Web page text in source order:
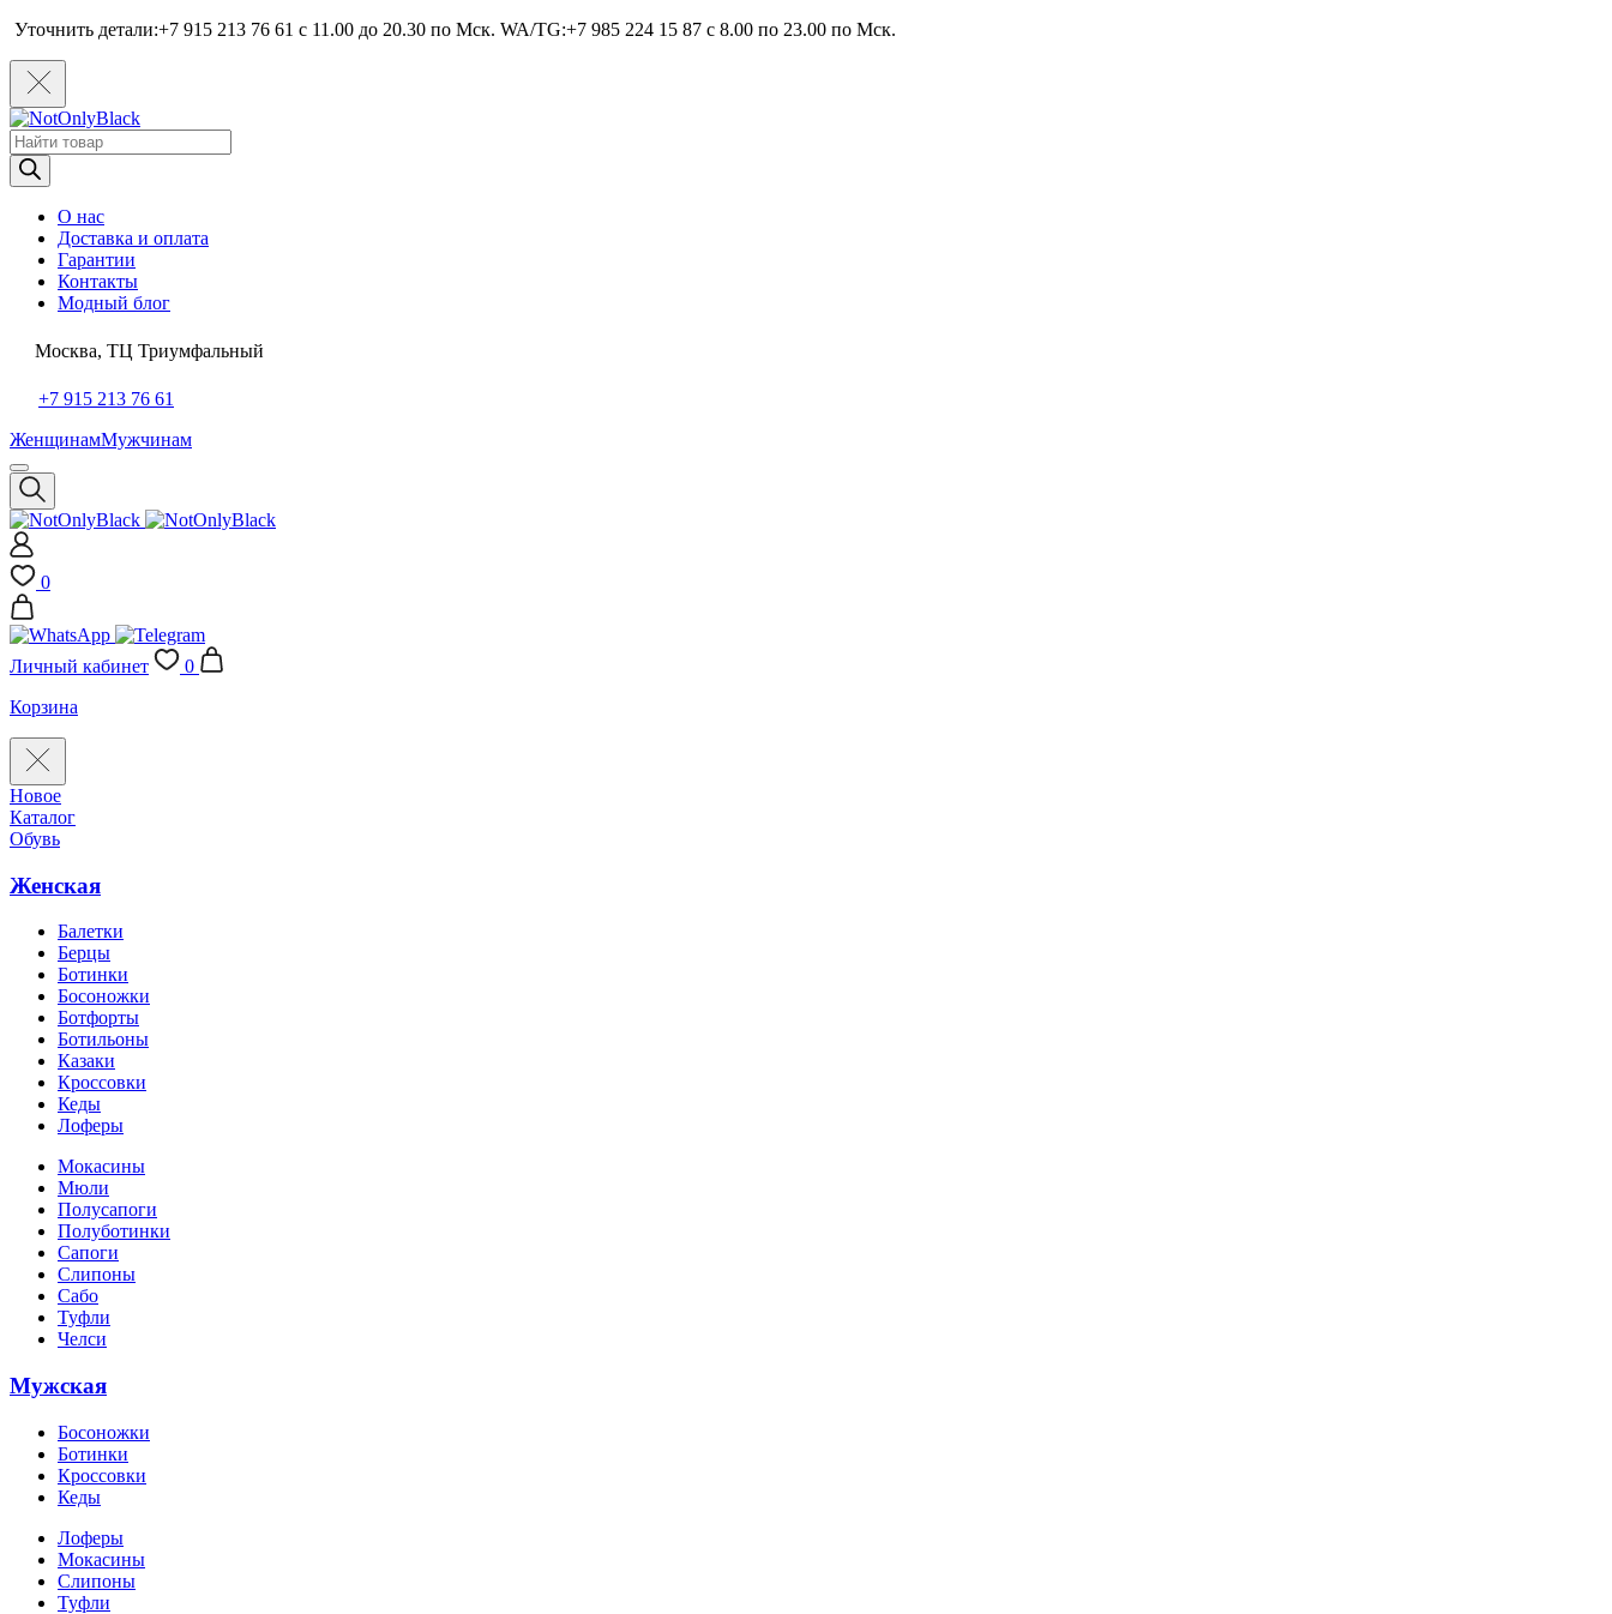
Уточнить детали:+7 915 213 76 61 c 11.00 до 20.30 по Мcк. WA/TG:+7 985 224 15 87 c 8.00 по 23.00 по Мcк.
Поиск
товаров
О нас
Доставка и оплата
Гарантии
Контакты
Модный блог
Москва, ТЦ Триумфальный
+7 915 213 76 61
ЖенщинамМужчинам
0
Личный кабинет
0
Корзина
Новое
Каталог
Обувь
Женская
Балетки
Берцы
Ботинки
Босоножки
Ботфорты
Ботильоны
Казаки
Кроссовки
Кеды
Лоферы
Мокасины
Мюли
Полусапоги
Полуботинки
Сапоги
Слипоны
Сабо
Туфли
Челси
Мужская
Босоножки
Ботинки
Кроссовки
Кеды
Лоферы
Мокасины
Слипоны
Туфли